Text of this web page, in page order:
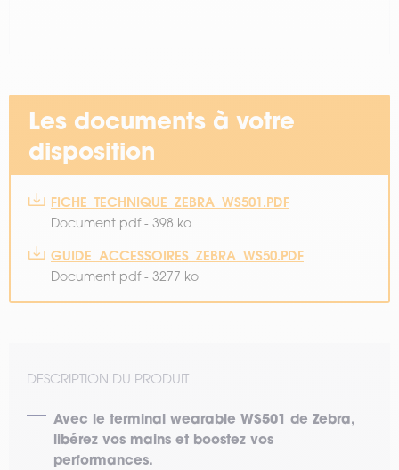
Les documents à votre
disposition
FICHE_TECHNIQUE_ZEBRA_WS501.PDF
Document pdf - 398 ko
GUIDE_ACCESSOIRES_ZEBRA_WS50.PDF
Document pdf - 3277 ko
DESCRIPTION DU PRODUIT
Avec le terminal wearable WS501 de Zebra,
libérez vos mains et boostez vos
performances.